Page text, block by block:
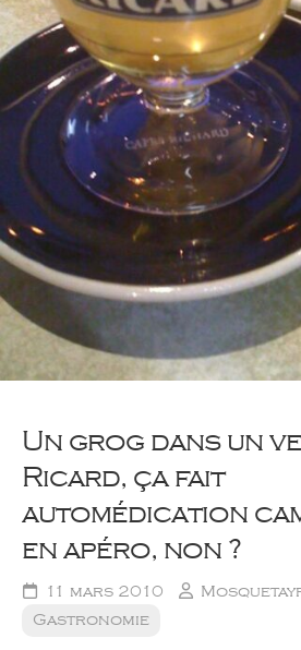
Un grog dans un
Ricard, ça fait
automédication
en apéro, non ?
11 mars 2010
Gastronomie